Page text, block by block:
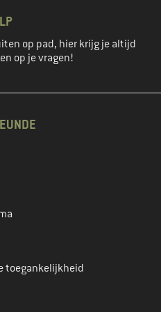
op pad, hier krijg je altijd
op je vragen!
toegankelijkheid